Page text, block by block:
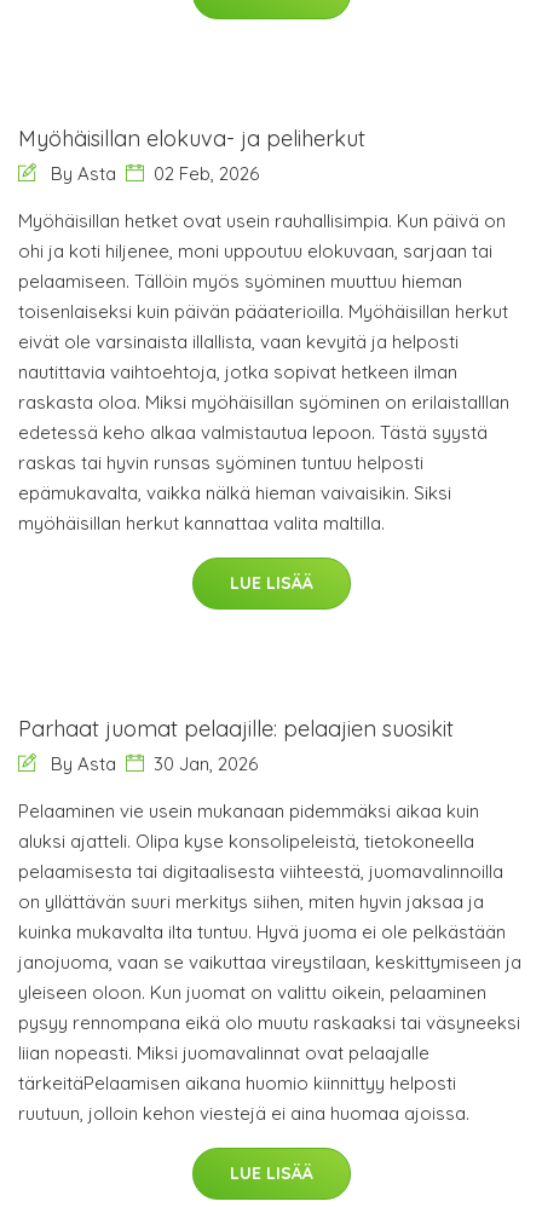
Myöhäisillan elokuva- ja peliherkut
By Asta 02 Feb, 2026
Myöhäisillan hetket ovat usein rauhallisimpia. Kun päivä on
ohi ja koti hiljenee, moni uppoutuu elokuvaan, sarjaan tai
pelaamiseen. Tällöin myös syöminen muuttuu hieman
toisenlaiseksi kuin päivän pääaterioilla. Myöhäisillan herkut
eivät ole varsinaista illallista, vaan kevyitä ja helposti
nautittavia vaihtoehtoja, jotka sopivat hetkeen ilman
raskasta oloa. Miksi myöhäisillan syöminen on erilaistaIllan
edetessä keho alkaa valmistautua lepoon. Tästä syystä
raskas tai hyvin runsas syöminen tuntuu helposti
epämukavalta, vaikka nälkä hieman vaivaisikin. Siksi
myöhäisillan herkut kannattaa valita maltilla.
LUE LISÄÄ
Parhaat juomat pelaajille: pelaajien suosikit
By Asta 30 Jan, 2026
Pelaaminen vie usein mukanaan pidemmäksi aikaa kuin
aluksi ajatteli. Olipa kyse konsolipeleistä, tietokoneella
pelaamisesta tai digitaalisesta viihteestä, juomavalinnoilla
on yllättävän suuri merkitys siihen, miten hyvin jaksaa ja
kuinka mukavalta ilta tuntuu. Hyvä juoma ei ole pelkästään
janojuoma, vaan se vaikuttaa vireystilaan, keskittymiseen ja
yleiseen oloon. Kun juomat on valittu oikein, pelaaminen
pysyy rennompana eikä olo muutu raskaaksi tai väsyneeksi
liian nopeasti. Miksi juomavalinnat ovat pelaajalle
tärkeitäPelaamisen aikana huomio kiinnittyy helposti
ruutuun, jolloin kehon viestejä ei aina huomaa ajoissa.
LUE LISÄÄ